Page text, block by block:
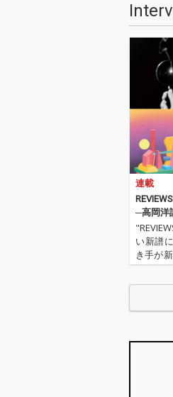
ップ・
「
mixが、
ースさ
クスに
e
を越え
ョンに
Lights」
なムー
に、新
ーヴが
す。 ミ
自身が
け、マ
olas de
当。ぜ
の「
あわせ
さい。
連載
─高岡洋
い新譜
き手が
中心に9